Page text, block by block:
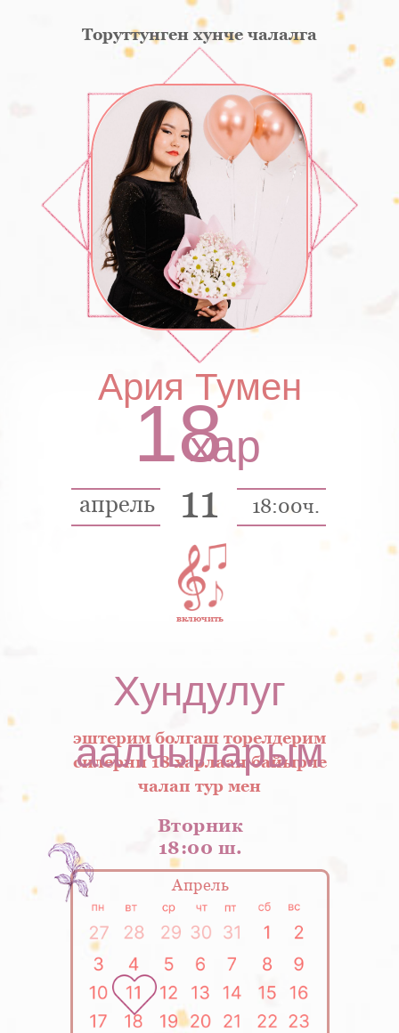
Торуттунген хунче чалалга
11 18:00ч.
апрель
Ария Тумен
включить
хар
18
Апрель
Вторник
18:00 ш.
эштерим болгаш торелдерим
силерни 18 харлаан байырче
чалап тур мен
Хундулуг
аалчыларым